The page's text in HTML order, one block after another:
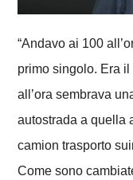
“Andavo ai 100
primo singolo. Era
all’ora sembrava
autostrada a quella
camion trasporto
Come sono